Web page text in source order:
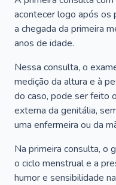
acontecer logo após os
a chegada da primeira
anos de idade.
Nessa consulta, o
medição da altura e à
do caso, pode ser feito
externa da genitália,
uma enfermeira ou da
Na primeira consulta, o
o ciclo menstrual e a
humor e sensibilidade